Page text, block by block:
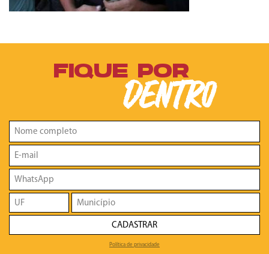
FIQUE POR
DENTRO
CADASTRAR
Política de privacidade